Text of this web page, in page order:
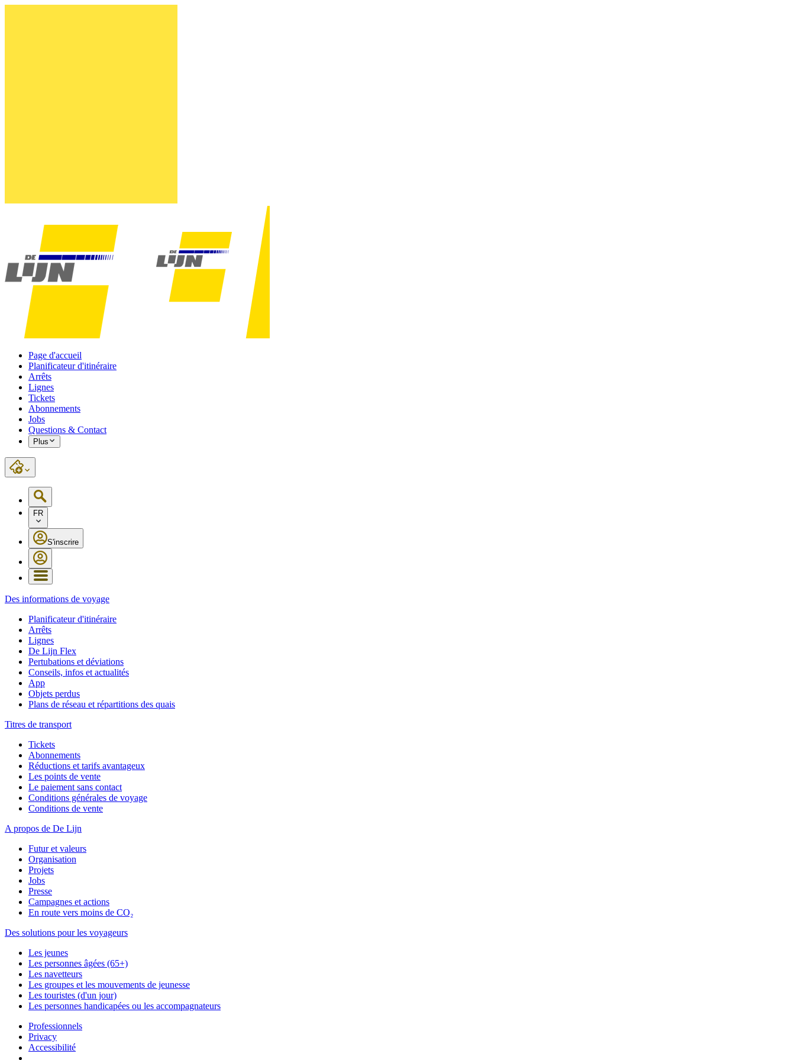
Page d'accueil
Planificateur d'itinéraire
Arrêts
Lignes
Tickets
Abonnements
Jobs
Questions & Contact
Plus
FR
S'inscrire
Des informations de voyage
Planificateur d'itinéraire
Arrêts
Lignes
De Lijn Flex
Pertubations et déviations
Conseils, infos et actualités
App
Objets perdus
Plans de réseau et répartitions des quais
Titres de transport
Tickets
Abonnements
Réductions et tarifs avantageux
Les points de vente
Le paiement sans contact
Conditions générales de voyage
Conditions de vente
A propos de De Lijn
Futur et valeurs
Organisation
Projets
Jobs
Presse
Campagnes et actions
En route vers moins de CO₂
Des solutions pour les voyageurs
Les jeunes
Les personnes âgées (65+)
Les navetteurs
Les groupes et les mouvements de jeunesse
Les touristes (d'un jour)
Les personnes handicapées ou les accompagnateurs
Professionnels
Privacy
Accessibilité